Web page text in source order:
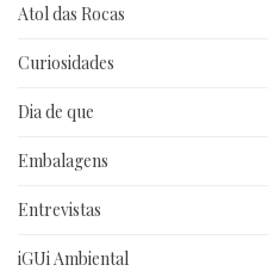
Atol das Rocas
Curiosidades
Dia de que
Embalagens
Entrevistas
iGUi Ambiental